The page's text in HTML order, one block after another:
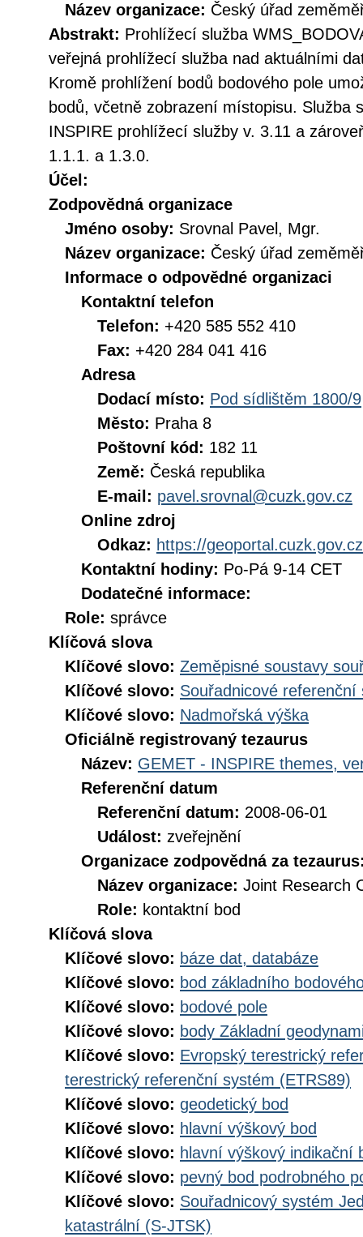
Název organizace: Český úřad
Abstrakt: Prohlížecí služba
veřejná prohlížecí služba nad aktuálními
Kromě prohlížení bodů bodového pole
bodů, včetně zobrazení místopisu. Služba
INSPIRE prohlížecí služby v. 3.11 a
1.1.1. a 1.3.0.
Účel:
Zodpovědná organizace
Jméno osoby: Srovnal Pavel, Mgr.
Název organizace: Český úřad
Informace o odpovědné organizaci
Kontaktní telefon
Telefon: +420 585 552 410
Fax: +420 284 041 416
Adresa
Dodací místo: Pod sídlištěm 1800/9
Město: Praha 8
Poštovní kód: 182 11
Země: Česká republika
E-mail: pavel.srovnal@cuzk.gov.cz
Online zdroj
Odkaz: https://geoportal.cuzk.gov.cz
Kontaktní hodiny: Po-Pá 9-14 CET
Dodatečné informace:
Role: správce
Klíčová slova
Klíčové slovo: Zeměpisné soustavy
Klíčové slovo: Souřadnicové referenční
Klíčové slovo: Nadmořská výška
Oficiálně registrovaný tezaurus
Název: GEMET - INSPIRE themes,
Referenční datum
Referenční datum: 2008-06-01
Událost: zveřejnění
Organizace zodpovědná za
Název organizace: Joint Research
Role: kontaktní bod
Klíčová slova
Klíčové slovo: báze dat, databáze
Klíčové slovo: bod základního
Klíčové slovo: bodové pole
Klíčové slovo: body Základní
Klíčové slovo: Evropský terestrický
terestrický referenční systém (ETRS89)
Klíčové slovo: geodetický bod
Klíčové slovo: hlavní výškový bod
Klíčové slovo: hlavní výškový indikační
Klíčové slovo: pevný bod podrobného
Klíčové slovo: Souřadnicový systém
katastrální (S-JTSK)